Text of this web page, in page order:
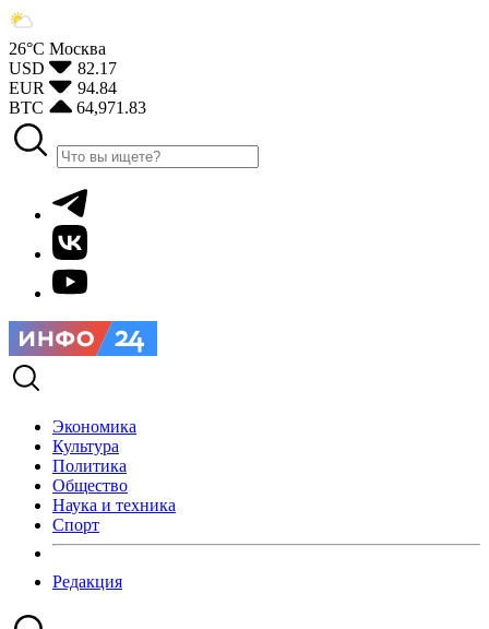
26°С Москва
USD
82.17
EUR
94.84
BTC
64,971.83
Экономика
Культура
Политика
Общество
Наука и техника
Спорт
Редакция